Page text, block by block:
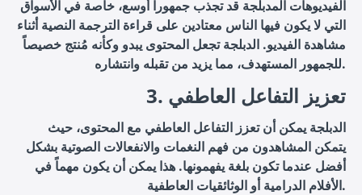
الفيديوهات المدبلجة قد تجذب جمهوراً أوسع، خاصة في الأسواق
التي لا يكون فيها الناس معتادين على قراءة الترجمة النصية أثناء
مشاهدة الفيديو. الدبلجة تجعل المحتوى يبدو وكأنه مُنتج خصيصاً
للجمهور المستهدف، مما يزيد من تقبله وانتشاره.
3. تعزيز التفاعل العاطفي
الدبلجة يمكن أن تعزز التفاعل العاطفي مع المحتوى، حيث
يتمكن المشاهدون من فهم النغمات والانفعالات الصوتية بشكل
أفضل عندما تكون بلغة يفهمونها. هذا يمكن أن يكون مهماً في
الأفلام الدرامية أو الوثائقيات العاطفية.